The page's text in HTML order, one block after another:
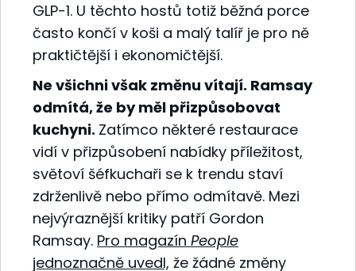
GLP-1. U těchto hostů totiž běžná porce
často končí v koši a malý talíř je pro ně
praktičtější i ekonomičtější.
Ne všichni však změnu vítají. Ramsay
odmítá, že by měl přizpůsobovat
kuchyni. Zatímco některé restaurace
vidí v přizpůsobení nabídky příležitost,
světoví šéfkuchaři se k trendu staví
zdrženlivě nebo přímo odmítavě. Mezi
nejvýraznější kritiky patří Gordon
Ramsay. Pro magazín People
jednoznačně uvedl, že žádné změny